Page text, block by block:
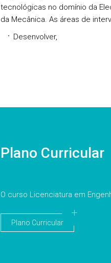
tecnológicas no domínio da
da Mecânica. As áreas de
Desenvolver,
Plano Curricular
O curso Licenciatura em
Plano Curricular